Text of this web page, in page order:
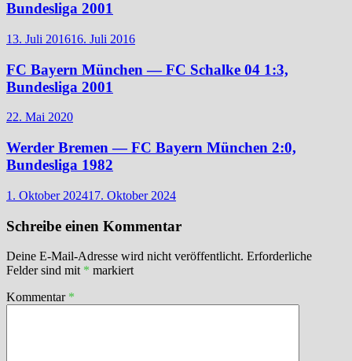
Bundesliga 2001
13. Juli 201616. Juli 2016
FC Bayern München — FC Schalke 04 1:3,
Bundesliga 2001
22. Mai 2020
Werder Bremen — FC Bayern München 2:0,
Bundesliga 1982
1. Oktober 202417. Oktober 2024
Schreibe einen Kommentar
Deine E-Mail-Adresse wird nicht veröffentlicht. Erforderliche
Felder sind mit * markiert
Kommentar *